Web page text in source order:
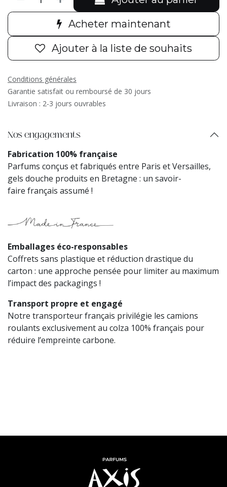
Acheter maintenant
Ajouter à la liste de souhaits
Conditions générales
Garantie satisfait ou remboursé de 30 jours
Livraison : 2-3 jours ouvrables
Nos engagements
Fabrication 100% française
Parfums conçus et fabriqués entre Paris et Versailles,
gels douche produits en Bretagne : un savoir-
faire français assumé !
Emballages éco-responsables
Coffrets sans plastique et réduction drastique du
carton : une approche pensée pour limiter au maximum
l’impact des packagings !
Transport propre et engagé
Notre transporteur français privilégie les camions
roulants exclusivement au colza 100% français pour
réduire l’empreinte carbone.